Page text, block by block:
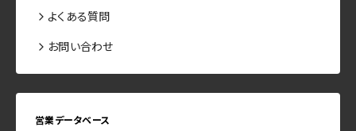
よくある質問
お問い合わせ
営業データベース